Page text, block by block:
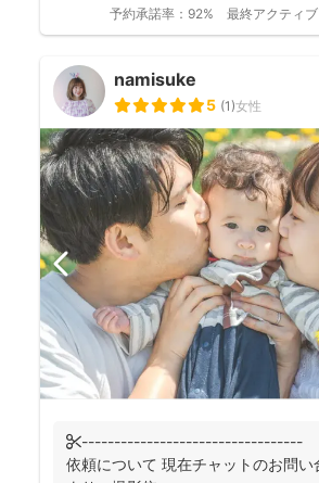
予約承諾率： 92% 最終アクティブ
namisuke
5 (1)女性
✄----------------------------------
依頼について 現在チャットのお問い